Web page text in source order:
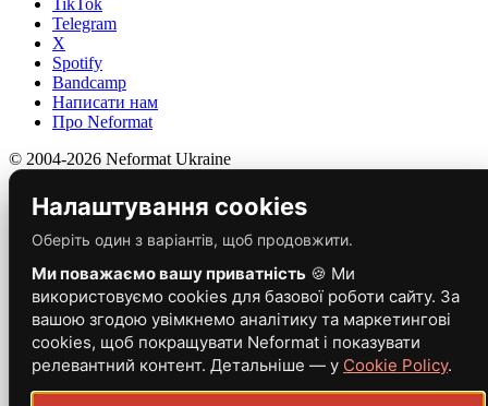
TikTok
Telegram
X
Spotify
Bandcamp
Написати нам
Про Neformat
© 2004-2026 Neformat Ukraine
Налаштування cookies
Оберіть один з варіантів, щоб продовжити.
Ми поважаємо вашу приватність 🍪 Ми
використовуємо cookies для базової роботи сайту. За
вашою згодою увімкнемо аналітику та маркетингові
cookies, щоб покращувати Neformat і показувати
релевантний контент. Детальніше — у Cookie Policy.